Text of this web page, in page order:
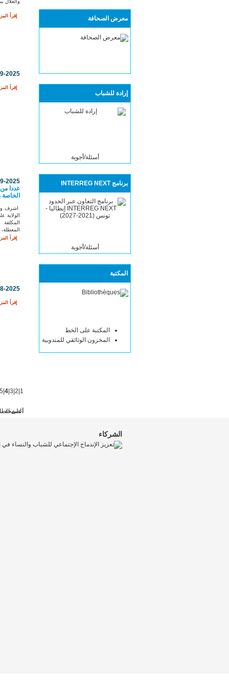
معرض الصحافة
إرادة للشباب
أسئلة/أجوبة
برنامج INTERREG NEXT
أسئلة/أجوبة
المكتبة
المكتبة على الخط
المخزون الوثائقي للمندوبية
والغلال
إقرأ
2025
إقرأ
2025
عددا من
الخاصة
اشرف
الولاية
إقرأ
2025
إقرأ
1
2
3
4
5
الصفحة
أعلى
الشركاء